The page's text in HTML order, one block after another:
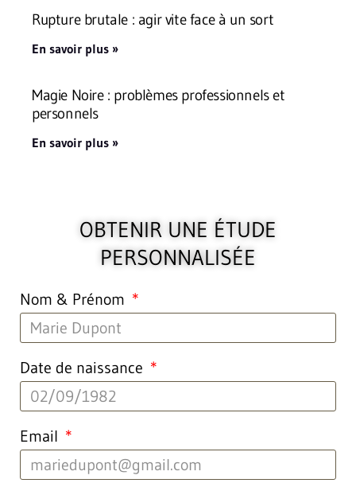
Rupture brutale : agir vite face à un sort
En savoir plus »
Magie Noire : problèmes professionnels et
personnels
En savoir plus »
OBTENIR UNE ÉTUDE
PERSONNALISÉE
Nom & Prénom
Date de naissance
Email